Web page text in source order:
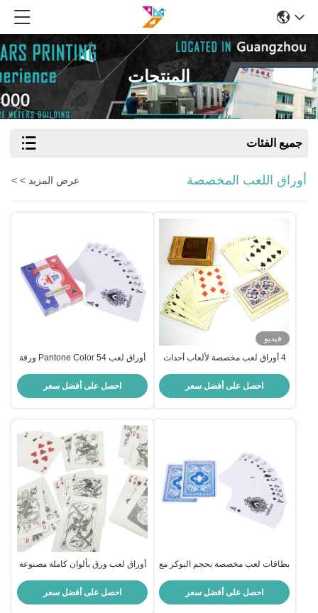
المنتجات
جميع الفئات
أوراق اللعب المخصصة عرض المزيد > >
فيديو
4 أوراق لعب مخصصة لألعاب أحداث
احصل على أفضل سعر
أوراق لعب Pantone Color 54 ورقة
احصل على أفضل سعر
بطاقات لعب مخصصة بحجم البوكر مع
احصل على أفضل سعر
أوراق لعب ورق بألوان كاملة مصنوعة
احصل على أفضل سعر